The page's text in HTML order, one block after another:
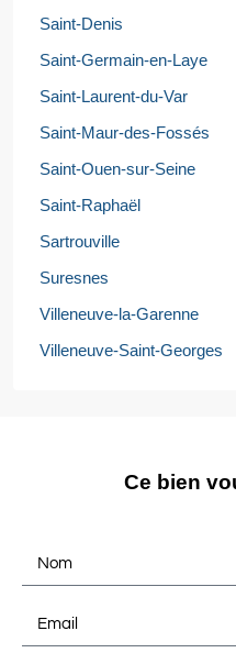
Saint-Denis
Saint-Germain-en-Laye
Saint-Laurent-du-Var
Saint-Maur-des-Fossés
Saint-Ouen-sur-Seine
Saint-Raphaël
Sartrouville
Suresnes
Villeneuve-la-Garenne
Villeneuve-Saint-Georges
Ce bien